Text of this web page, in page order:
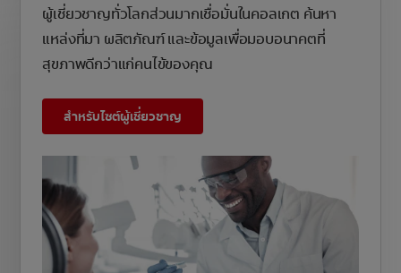
ผู้เชี่ยวชาญทั่วโลกส่วนมากเชื่อมั่นในคอลเกต ค้นหา
แหล่งที่มา ผลิตภัณฑ์ และข้อมูลเพื่อมอบอนาคตที่
สุขภาพดีกว่าแก่คนไข้ของคุณ
สำหรับไซต์ผู้เชี่ยวชาญ